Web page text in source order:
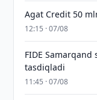
Agat Credit 50
12:15 · 07/08
FIDE
tasdiqladi
11:45 · 07/08